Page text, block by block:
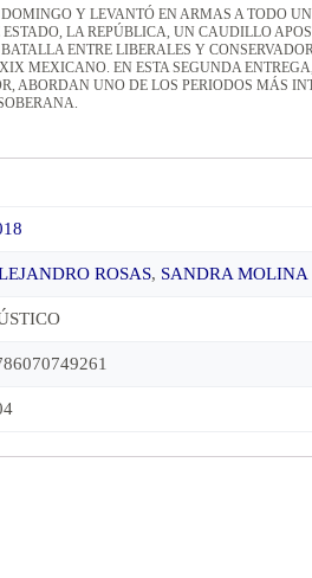
Y LEVANTÓ EN ARMAS A TODO
LA REPÚBLICA, UN CAUDILLO
ENTRE LIBERALES Y
MEXICANO. EN ESTA SEGUNDA
ABORDAN UNO DE LOS PERIODOS MÁS
ROSAS, SANDRA MOLINA